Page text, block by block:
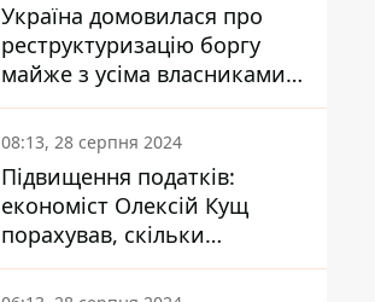
Україна домовилася про
реструктуризацію боргу
майже з усіма власниками
єврооблігацій: що це
означає для країни
08:13, 28 серпня 2024
Підвищення податків:
економіст Олексій Кущ
порахував, скільки
заплатить кожен українець